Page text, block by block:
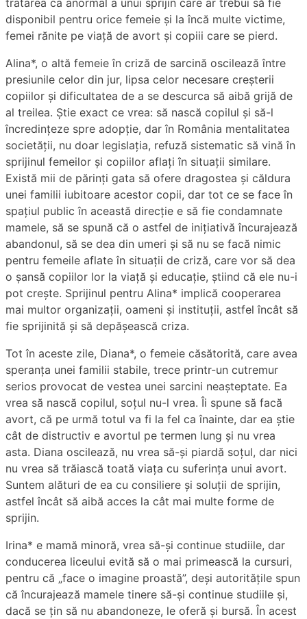
disponibil pentru orice femeie și la încă multe victime,
femei rănite pe viață de avort și copiii care se pierd.
Alina*, o altă femeie în criză de sarcină oscilează între
presiunile celor din jur, lipsa celor necesare creșterii
copiilor și dificultatea de a se descurca să aibă grijă de
al treilea. Știe exact ce vrea: să nască copilul și să-l
încredințeze spre adopție, dar în România mentalitatea
societății, nu doar legislația, refuză sistematic să vină în
sprijinul femeilor și copiilor aflați în situații similare.
Există mii de părinți gata să ofere dragostea și căldura
unei familii iubitoare acestor copii, dar tot ce se face în
spațiul public în această direcție e să fie condamnate
mamele, să se spună că o astfel de inițiativă încurajează
abandonul, să se dea din umeri și să nu se facă nimic
pentru femeile aflate în situații de criză, care vor să dea
o șansă copiilor lor la viață și educație, știind că ele nu-i
pot crește. Sprijinul pentru Alina* implică cooperarea
mai multor organizații, oameni și instituții, astfel încât să
fie sprijinită și să depășească criza.
Tot în aceste zile, Diana*, o femeie căsătorită, care avea
speranța unei familii stabile, trece printr-un cutremur
serios provocat de vestea unei sarcini neașteptate. Ea
vrea să nască copilul, soțul nu-l vrea. Îi spune să facă
avort, că pe urmă totul va fi la fel ca înainte, dar ea știe
cât de distructiv e avortul pe termen lung și nu vrea
asta. Diana oscilează, nu vrea să-și piardă soțul, dar nici
nu vrea să trăiască toată viața cu suferința unui avort.
Suntem alături de ea cu consiliere și soluții de sprijin,
astfel încât să aibă acces la cât mai multe forme de
sprijin.
Irina* e mamă minoră, vrea să-și continue studiile, dar
conducerea liceului evită să o mai primească la cursuri,
pentru că „face o imagine proastă”, deși autoritățile spun
că încurajează mamele tinere să-și continue studiile și,
dacă se țin să nu abandoneze, le oferă și bursă. În acest